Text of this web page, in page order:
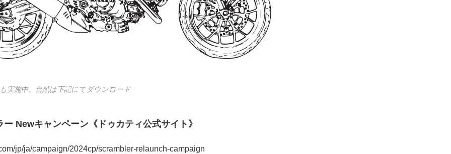
実施中。台紙は下記にてダウンロード
Newキャンペーン《ドゥカティ公式サイト》
jp/ja/campaign/2024cp/scrambler-relaunch-campaign